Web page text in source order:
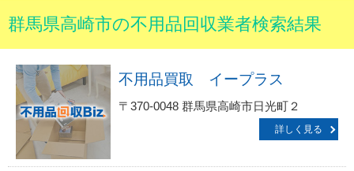
群馬県高崎市の不用品回収業者検索結果
不用品買取 イープラス
〒370-0048 群馬県高崎市日光町２
詳しく見る